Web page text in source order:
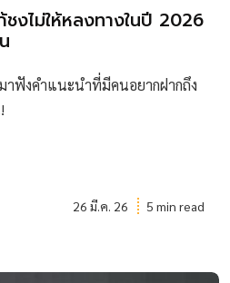
งไม่ให้หลงทางในปี 2026
ฟังคำแนะนำที่มีคนอยากฝากถึง
26 มี.ค. 26 5 min read